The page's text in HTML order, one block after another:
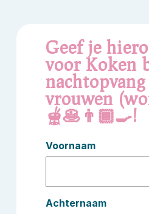
Geef je
voor Koken
vrouwen
🫕🥞👨🏾‍🍳!
Voornaam
Achternaam